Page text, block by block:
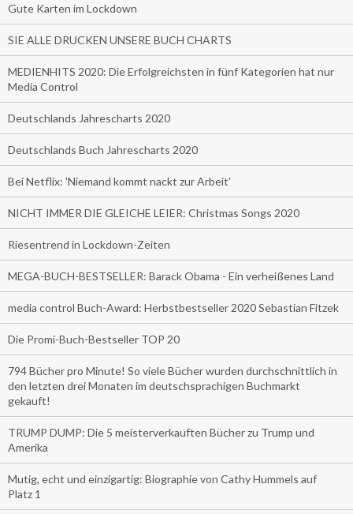
Gute Karten im Lockdown
SIE ALLE DRUCKEN UNSERE BUCH CHARTS
MEDIENHITS 2020: Die Erfolgreichsten in fünf Kategorien hat nur
Media Control
Deutschlands Jahrescharts 2020
Deutschlands Buch Jahrescharts 2020
Bei Netflix: 'Niemand kommt nackt zur Arbeit'
NICHT IMMER DIE GLEICHE LEIER: Christmas Songs 2020
Riesentrend in Lockdown-Zeiten
MEGA-BUCH-BESTSELLER: Barack Obama - Ein verheißenes Land
media control Buch-Award: Herbstbestseller 2020 Sebastian Fitzek
Die Promi-Buch-Bestseller TOP 20
794 Bücher pro Minute! So viele Bücher wurden durchschnittlich in
den letzten drei Monaten im deutschsprachigen Buchmarkt
gekauft!
TRUMP DUMP: Die 5 meisterverkauften Bücher zu Trump und
Amerika
Mutig, echt und einzigartig: Biographie von Cathy Hummels auf
Platz 1